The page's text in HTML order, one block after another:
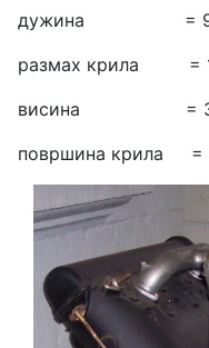
дужина =
размах крила =
висина =
површина крила =